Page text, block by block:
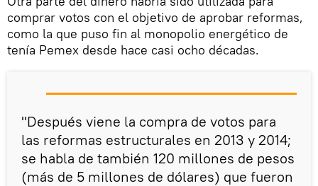
comprar votos con el objetivo de aprobar reformas,
como la que puso fin al monopolio energético de
tenía Pemex desde hace casi ocho décadas.
"Después viene la compra de votos para
las reformas estructurales en 2013 y 2014;
se habla de también 120 millones de pesos
(más de 5 millones de dólares) que fueron